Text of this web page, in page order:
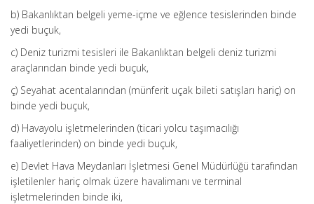
b) Bakanlıktan belgeli yeme-içme ve eğlence tesislerinden binde
yedi buçuk,
c) Deniz turizmi tesisleri ile Bakanlıktan belgeli deniz turizmi
araçlarından binde yedi buçuk,
ç) Seyahat acentalarından (münferit uçak bileti satışları hariç) on
binde yedi buçuk,
d) Havayolu işletmelerinden (ticari yolcu taşımacılığı
faaliyetlerinden) on binde yedi buçuk,
e) Devlet Hava Meydanları İşletmesi Genel Müdürlüğü tarafından
işletilenler hariç olmak üzere havalimanı ve terminal
işletmelerinden binde iki,